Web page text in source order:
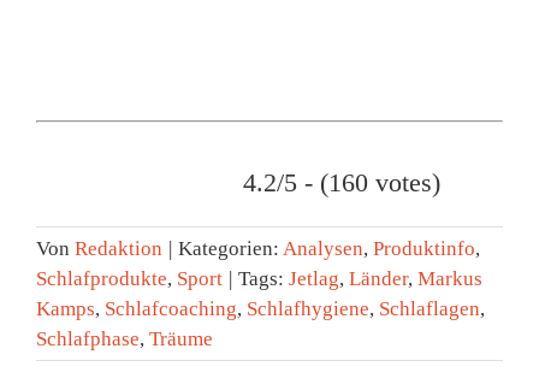
4.2/5 - (160 votes)
Von Redaktion Kategorien: Analysen, Produktinfo,
Schlafprodukte, Sport Tags: Jetlag, Länder, Markus
Kamps, Schlafcoaching, Schlafhygiene, Schlaflagen,
Schlafphase, Träume